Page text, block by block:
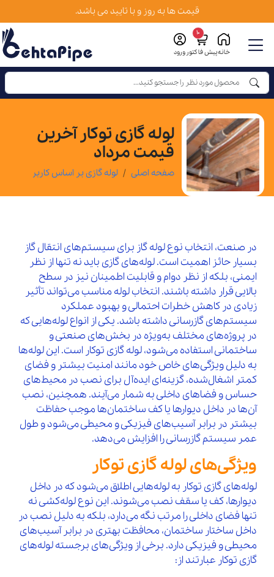
قیمت ها به روز و با تایید می باشد.
خانهپیش فاکتور
10
ورود
لوله گازی توکار آخرین
قیمت مرداد
صفحه اصلی لوله گازی بر اساس کاربرد
در صنعت، انتخاب نوع لوله گاز برای سیستم‌های انتقال گاز
بسیار حائز اهمیت است. لوله‌های گازی باید نه تنها از نظر
ایمنی، بلکه از نظر دوام و قابلیت اطمینان نیز در سطح
بالایی قرار داشته باشند. انتخاب لوله مناسب می‌تواند تأثیر
زیادی در کاهش خطرات احتمالی و بهبود عملکرد
سیستم‌های گازرسانی داشته باشد. یکی از انواع لوله‌هایی که
در پروژه‌های مختلف به‌ویژه در بخش‌های صنعتی و
ساختمانی استفاده می‌شود، لوله گازی توکار است. این لوله‌ها
به دلیل ویژگی‌های خاص خود مانند امنیت بیشتر و فضای
کمتر اشغال‌شده، گزینه‌ای ایده‌آل برای نصب در محیط‌های
حساس و فضاهای داخلی به شمار می‌آیند. همچنین، نصب
آن‌ها در داخل دیوارها یا کف ساختمان‌ها موجب حفاظت
بیشتر در برابر آسیب‌های فیزیکی و محیطی می‌شود و طول
عمر سیستم گازرسانی را افزایش می‌دهد.
ویژگی‌های لوله گازی توکار
لوله‌های گازی توکار به لوله‌هایی اطلاق می‌شود که در داخل
دیوارها، کف یا سقف نصب می‌شوند. این نوع لوله‌کشی نه
تنها فضای داخلی را مرتب نگه می‌دارد، بلکه به دلیل نصب در
داخل ساختار ساختمان، محافظت بهتری در برابر آسیب‌های
محیطی و فیزیکی دارد. برخی از ویژگی‌های برجسته لوله‌های
گازی توکار عبارتند از: